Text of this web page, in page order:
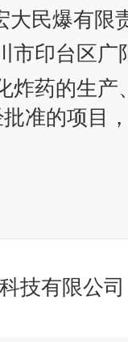
大民爆有
市印台区广
炸药的生产
准的项目
技有限公司